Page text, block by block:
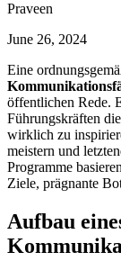
Praveen
June 26, 2024
Eine
öffentlichen Rede.
Führungskräften
wirklich zu
meistern und
Programme
Ziele, prägnante
Aufbau